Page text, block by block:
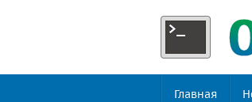
Главная